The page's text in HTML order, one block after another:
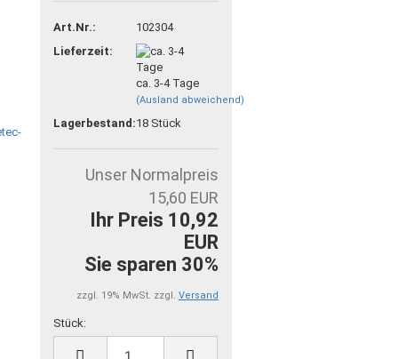
Art.Nr.:
102304
Lieferzeit:
ca. 3-4 Tage
(Ausland abweichend)
Lagerbestand:18 Stück
Unser Normalpreis
15,60 EUR
Ihr Preis 10,92
EUR
Sie sparen 30%
zzgl. 19% MwSt. zzgl. Versand
Stück:
Stück